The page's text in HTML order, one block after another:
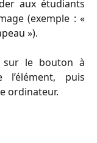
aux étudiants
(exemple : «
»).
sur le bouton à
puis
ordinateur.